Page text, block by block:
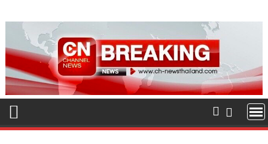
to
content